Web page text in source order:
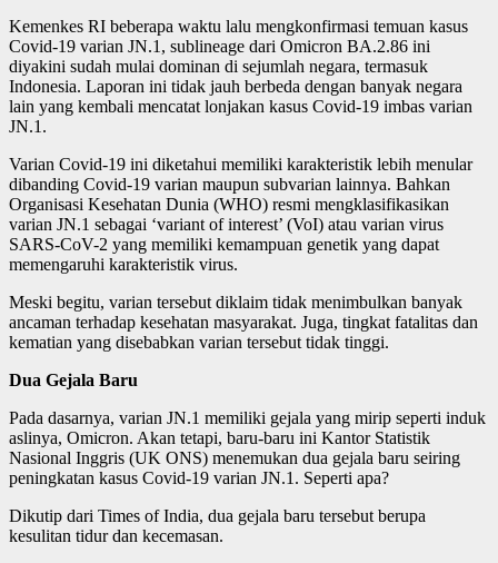
Kemenkes RI beberapa waktu lalu mengkonfirmasi temuan kasus
Covid-19 varian JN.1, sublineage dari Omicron BA.2.86 ini
diyakini sudah mulai dominan di sejumlah negara, termasuk
Indonesia. Laporan ini tidak jauh berbeda dengan banyak negara
lain yang kembali mencatat lonjakan kasus Covid-19 imbas varian
JN.1.
Varian Covid-19 ini diketahui memiliki karakteristik lebih menular
dibanding Covid-19 varian maupun subvarian lainnya. Bahkan
Organisasi Kesehatan Dunia (WHO) resmi mengklasifikasikan
varian JN.1 sebagai ‘variant of interest’ (VoI) atau varian virus
SARS-CoV-2 yang memiliki kemampuan genetik yang dapat
memengaruhi karakteristik virus.
Meski begitu, varian tersebut diklaim tidak menimbulkan banyak
ancaman terhadap kesehatan masyarakat. Juga, tingkat fatalitas dan
kematian yang disebabkan varian tersebut tidak tinggi.
Dua Gejala Baru
Pada dasarnya, varian JN.1 memiliki gejala yang mirip seperti induk
aslinya, Omicron. Akan tetapi, baru-baru ini Kantor Statistik
Nasional Inggris (UK ONS) menemukan dua gejala baru seiring
peningkatan kasus Covid-19 varian JN.1. Seperti apa?
Dikutip dari Times of India, dua gejala baru tersebut berupa
kesulitan tidur dan kecemasan.